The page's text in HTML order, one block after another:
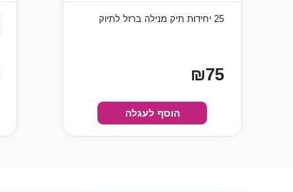
25 יחידות תיק מנילה ברזל לתיוק
₪75
הוסף לעגלה